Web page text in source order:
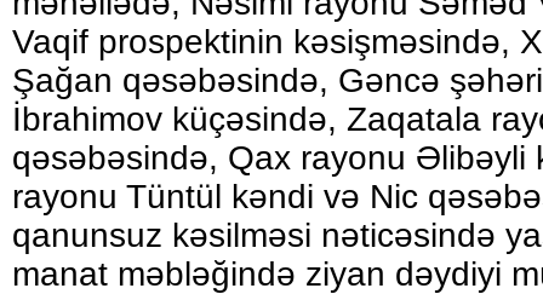
Vaqif prospektinin kəsişməsində,
Şağan qəsəbəsində, Gəncə
İbrahimov küçəsində, Zaqatala
qəsəbəsində, Qax rayonu Əlibəyli
rayonu Tüntül kəndi və Nic
qanunsuz kəsilməsi nəticəsində
manat məbləğində ziyan dəydiyi